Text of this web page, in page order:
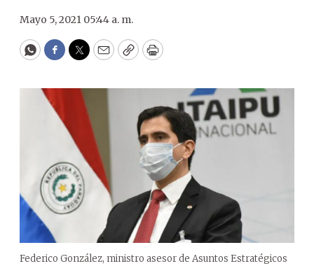
Mayo 5, 2021 05:44 a. m.
WhatsApp
Facebook
Twitter
EmailCopyPrint
Federico González, ministro asesor de Asuntos Estratégicos